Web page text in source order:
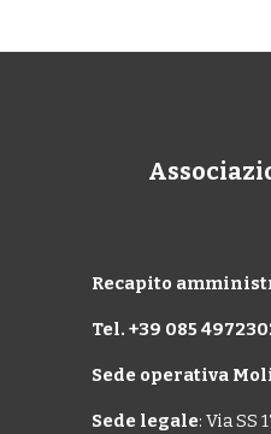
Recapito
Tel. +39 085
Sede operativa
Sede legale: Via SS